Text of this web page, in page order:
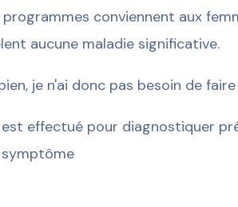
conviennent aux
aucune maladie significative.
je n'ai donc pas besoin de
effectué pour diagnostiquer